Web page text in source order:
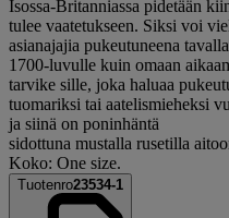
Isossa-Britanniassa pidetään
tulee vaatetukseen. Siksi voi
asianajajia pukeutuneena
1700-luvulle kuin omaan
tarvike sille, joka haluaa
tuomariksi tai aatelismieheksi
ja siinä on poninhäntä
sidottuna mustalla rusetilla
Koko: One size.
Tuotenro23534-1